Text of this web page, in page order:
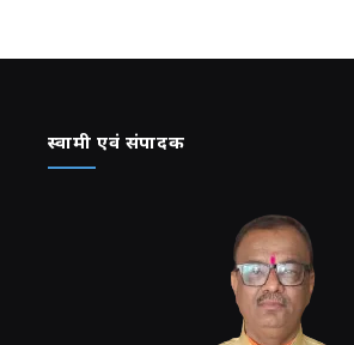
स्वामी एवं संपादक